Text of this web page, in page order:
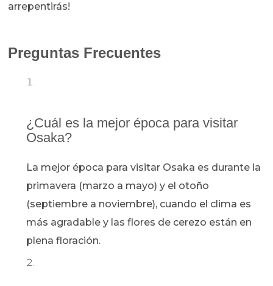
arrepentirás!
Preguntas Frecuentes
¿Cuál es la mejor época para visitar
Osaka?
La mejor época para visitar Osaka es durante la
primavera (marzo a mayo) y el otoño
(septiembre a noviembre), cuando el clima es
más agradable y las flores de cerezo están en
plena floración.